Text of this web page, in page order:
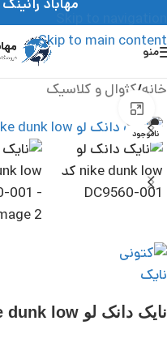
Skip to main content
مهاباد
منو
خانه/کژوال و کلاسیک
ناموجود
نایک دانک لو nike dunk low کد DC9560-001